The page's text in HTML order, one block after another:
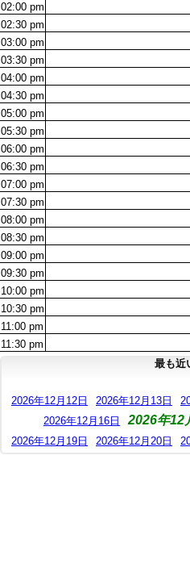
02:00 pm
02:30 pm
03:00 pm
03:30 pm
04:00 pm
04:30 pm
05:00 pm
05:30 pm
06:00 pm
06:30 pm
07:00 pm
07:30 pm
08:00 pm
08:30 pm
09:00 pm
09:30 pm
10:00 pm
10:30 pm
11:00 pm
11:30 pm
最も近
2026年12月12日 2026年12月13日
2026年12月16日
2026年12
2026年12月19日
2026年12月20日